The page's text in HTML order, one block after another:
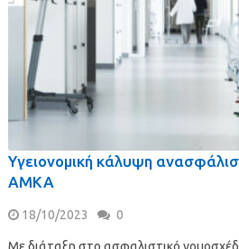
Υγειονομική κάλυψη
ΑΜΚΑ
18/10/2023 0